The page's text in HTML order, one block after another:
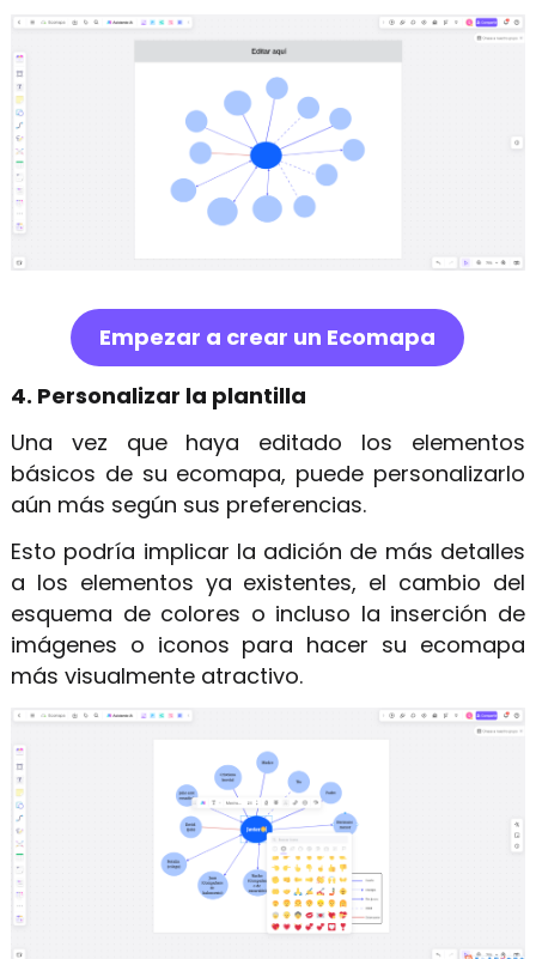
Empezar a crear un Ecomapa
4. Personalizar la plantilla
Una vez que haya editado los elementos
básicos de su ecomapa, puede personalizarlo
aún más según sus preferencias.
Esto podría implicar la adición de más detalles
a los elementos ya existentes, el cambio del
esquema de colores o incluso la inserción de
imágenes o iconos para hacer su ecomapa
más visualmente atractivo.